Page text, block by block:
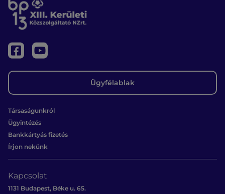
Ügyfélablak
Társaságunkról
Ügyintézés
Bankkártyás fizetés
Írjon nekünk
Kapcsolat
1131 Budapest, Béke u. 65.